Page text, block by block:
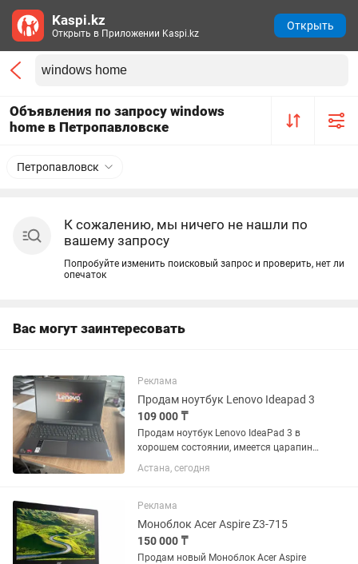
Объявления по запросу windows
home в Петропавловске
Петропавловск
К сожалению, мы ничего не нашли по
вашему запросу
Попробуйте изменить поисковый запрос и проверить, нет ли
опечаток
Вас могут заинтересовать
Реклама
Продам ноутбук Lenovo Ideapad 3
109 000 ₸
Продам ноутбук Lenovo IdeaPad 3 в
хорошем состоянии, имеется царапина
на внешнем корпусе (последнее фото),
состояние батареи хорошее (заряд
AMD Ryzen 3 5300U...
Астана, сегодня
Реклама
Моноблок Acer Aspire Z3-715
150 000 ₸
Продам новый Моноблок Acer Aspire
Kaspi.kz
Открыть в Приложении Kaspi.kz
Открыть